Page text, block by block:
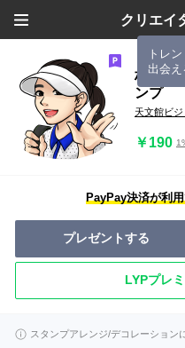
クリエイ
トレ
出会え
柏原明
ンプ
天文館ビジ
￥190
PayPay決済が利
プレゼントする
LYPプレ
スタンプアレンジ/デコレーション